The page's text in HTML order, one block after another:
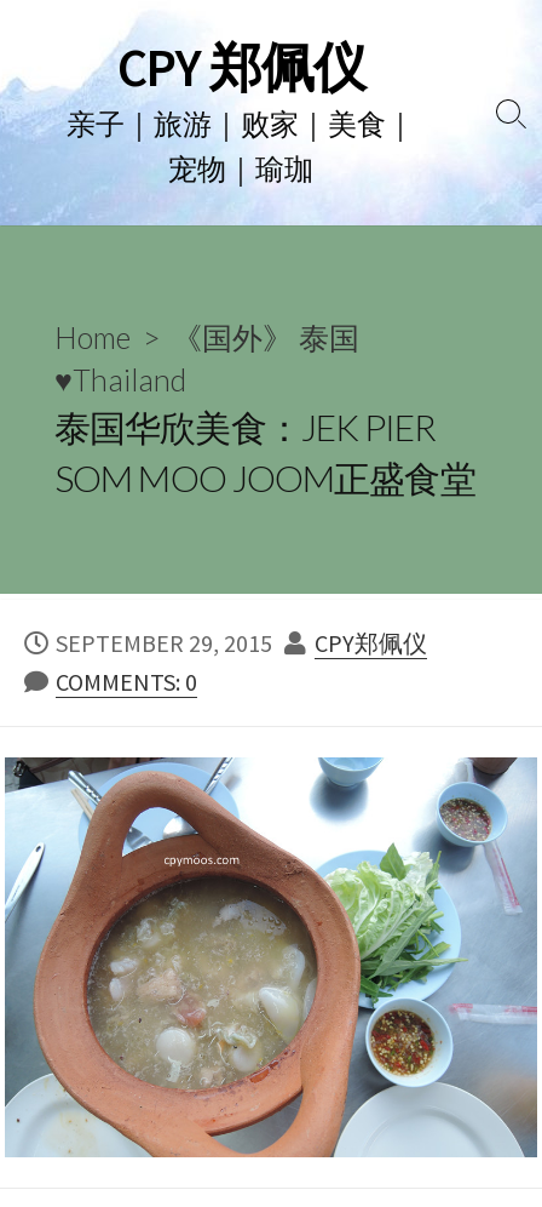
to
content
CPY 郑佩仪
亲子｜旅游｜败家｜美食｜
宠物｜瑜珈
Home >
《国外》 泰国
♥Thailand
泰国华欣美食：JEK PIER
SOM MOO JOOM正盛食堂
PUBLISHED
DATE
SEPTEMBER 29, 2015 AUTHOR
CPY郑佩仪
COMMENTS: 0